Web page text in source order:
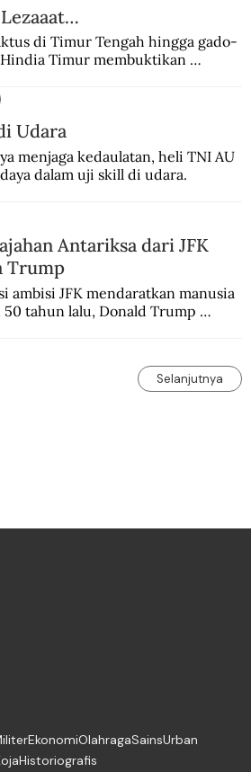
di Timur Tengah hingga gado-
Timur membuktikan
Udara
menjaga kedaulatan, heli TNI AU
dalam uji skill di udara.
Antariksa dari JFK
Trump
ambisi JFK mendaratkan manusia
50 tahun lalu, Donald Trump
Selanjutnya
EkonomiOlahragaSainsUrban
Historiografis